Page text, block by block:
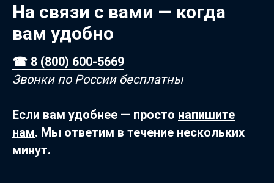
На связи с вами — когда
вам удобно
☎ 8 (800) 600-5669
Звонки по России бесплатны
Если вам удобнее — просто напишите
нам. Мы ответим в течение нескольких
минут.